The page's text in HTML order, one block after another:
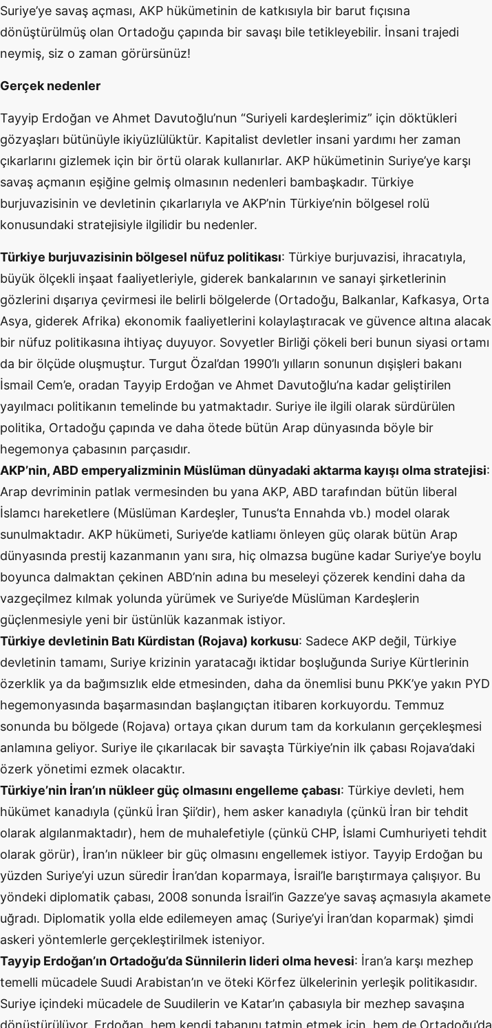
Suriye’ye savaş açması, AKP hükümetinin de katkısıyla bir barut fıçısına
dönüştürülmüş olan Ortadoğu çapında bir savaşı bile tetikleyebilir. İnsani trajedi
neymiş, siz o zaman görürsünüz!
Gerçek nedenler
Tayyip Erdoğan ve Ahmet Davutoğlu’nun “Suriyeli kardeşlerimiz” için döktükleri
gözyaşları bütünüyle ikiyüzlülüktür. Kapitalist devletler insani yardımı her zaman
çıkarlarını gizlemek için bir örtü olarak kullanırlar. AKP hükümetinin Suriye’ye karşı
savaş açmanın eşiğine gelmiş olmasının nedenleri bambaşkadır. Türkiye
burjuvazisinin ve devletinin çıkarlarıyla ve AKP’nin Türkiye’nin bölgesel rolü
konusundaki stratejisiyle ilgilidir bu nedenler.
Türkiye burjuvazisinin bölgesel nüfuz politikası: Türkiye burjuvazisi, ihracatıyla,
büyük ölçekli inşaat faaliyetleriyle, giderek bankalarının ve sanayi şirketlerinin
gözlerini dışarıya çevirmesi ile belirli bölgelerde (Ortadoğu, Balkanlar, Kafkasya, Orta
Asya, giderek Afrika) ekonomik faaliyetlerini kolaylaştıracak ve güvence altına alacak
bir nüfuz politikasına ihtiyaç duyuyor. Sovyetler Birliği çökeli beri bunun siyasi ortamı
da bir ölçüde oluşmuştur. Turgut Özal’dan 1990’lı yılların sonunun dışişleri bakanı
İsmail Cem’e, oradan Tayyip Erdoğan ve Ahmet Davutoğlu’na kadar geliştirilen
yayılmacı politikanın temelinde bu yatmaktadır. Suriye ile ilgili olarak sürdürülen
politika, Ortadoğu çapında ve daha ötede bütün Arap dünyasında böyle bir
hegemonya çabasının parçasıdır.
AKP’nin, ABD emperyalizminin Müslüman dünyadaki aktarma kayışı olma stratejisi:
Arap devriminin patlak vermesinden bu yana AKP, ABD tarafından bütün liberal
İslamcı hareketlere (Müslüman Kardeşler, Tunus’ta Ennahda vb.) model olarak
sunulmaktadır. AKP hükümeti, Suriye’de katliamı önleyen güç olarak bütün Arap
dünyasında prestij kazanmanın yanı sıra, hiç olmazsa bugüne kadar Suriye’ye boylu
boyunca dalmaktan çekinen ABD’nin adına bu meseleyi çözerek kendini daha da
vazgeçilmez kılmak yolunda yürümek ve Suriye’de Müslüman Kardeşlerin
güçlenmesiyle yeni bir üstünlük kazanmak istiyor.
Türkiye devletinin Batı Kürdistan (Rojava) korkusu: Sadece AKP değil, Türkiye
devletinin tamamı, Suriye krizinin yaratacağı iktidar boşluğunda Suriye Kürtlerinin
özerklik ya da bağımsızlık elde etmesinden, daha da önemlisi bunu PKK’ye yakın PYD
hegemonyasında başarmasından başlangıçtan itibaren korkuyordu. Temmuz
sonunda bu bölgede (Rojava) ortaya çıkan durum tam da korkulanın gerçekleşmesi
anlamına geliyor. Suriye ile çıkarılacak bir savaşta Türkiye’nin ilk çabası Rojava’daki
özerk yönetimi ezmek olacaktır.
Türkiye’nin İran’ın nükleer güç olmasını engelleme çabası: Türkiye devleti, hem
hükümet kanadıyla (çünkü İran Şii’dir), hem asker kanadıyla (çünkü İran bir tehdit
olarak algılanmaktadır), hem de muhalefetiyle (çünkü CHP, İslami Cumhuriyeti tehdit
olarak görür), İran’ın nükleer bir güç olmasını engellemek istiyor. Tayyip Erdoğan bu
yüzden Suriye’yi uzun süredir İran’dan koparmaya, İsrail’le barıştırmaya çalışıyor. Bu
yöndeki diplomatik çabası, 2008 sonunda İsrail’in Gazze’ye savaş açmasıyla akamete
uğradı. Diplomatik yolla elde edilemeyen amaç (Suriye’yi İran’dan koparmak) şimdi
askeri yöntemlerle gerçekleştirilmek isteniyor.
Tayyip Erdoğan’ın Ortadoğu’da Sünnilerin lideri olma hevesi: İran’a karşı mezhep
temelli mücadele Suudi Arabistan’ın ve öteki Körfez ülkelerinin yerleşik politikasıdır.
Suriye içindeki mücadele de Suudilerin ve Katar’ın çabasıyla bir mezhep savaşına
dönüştürülüyor. Erdoğan, hem kendi tabanını tatmin etmek için, hem de Ortadoğu’da